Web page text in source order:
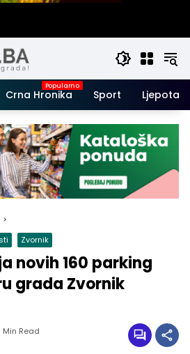
Crna Hronika Sport Ljepota i
Zvornik
novih 160 parking
grada Zvornik
Min Read